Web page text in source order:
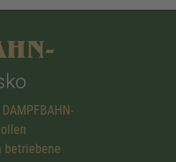
betriebene